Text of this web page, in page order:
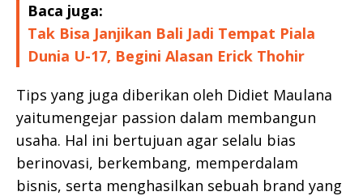
Baca juga:
Tak Bisa Janjikan Bali Jadi Tempat Piala
Dunia U-17, Begini Alasan Erick Thohir
Tips yang juga diberikan oleh Didiet Maulana
yaitumengejar passion dalam membangun
usaha. Hal ini bertujuan agar selalu bias
berinovasi, berkembang, memperdalam
bisnis, serta menghasilkan sebuah brand yang